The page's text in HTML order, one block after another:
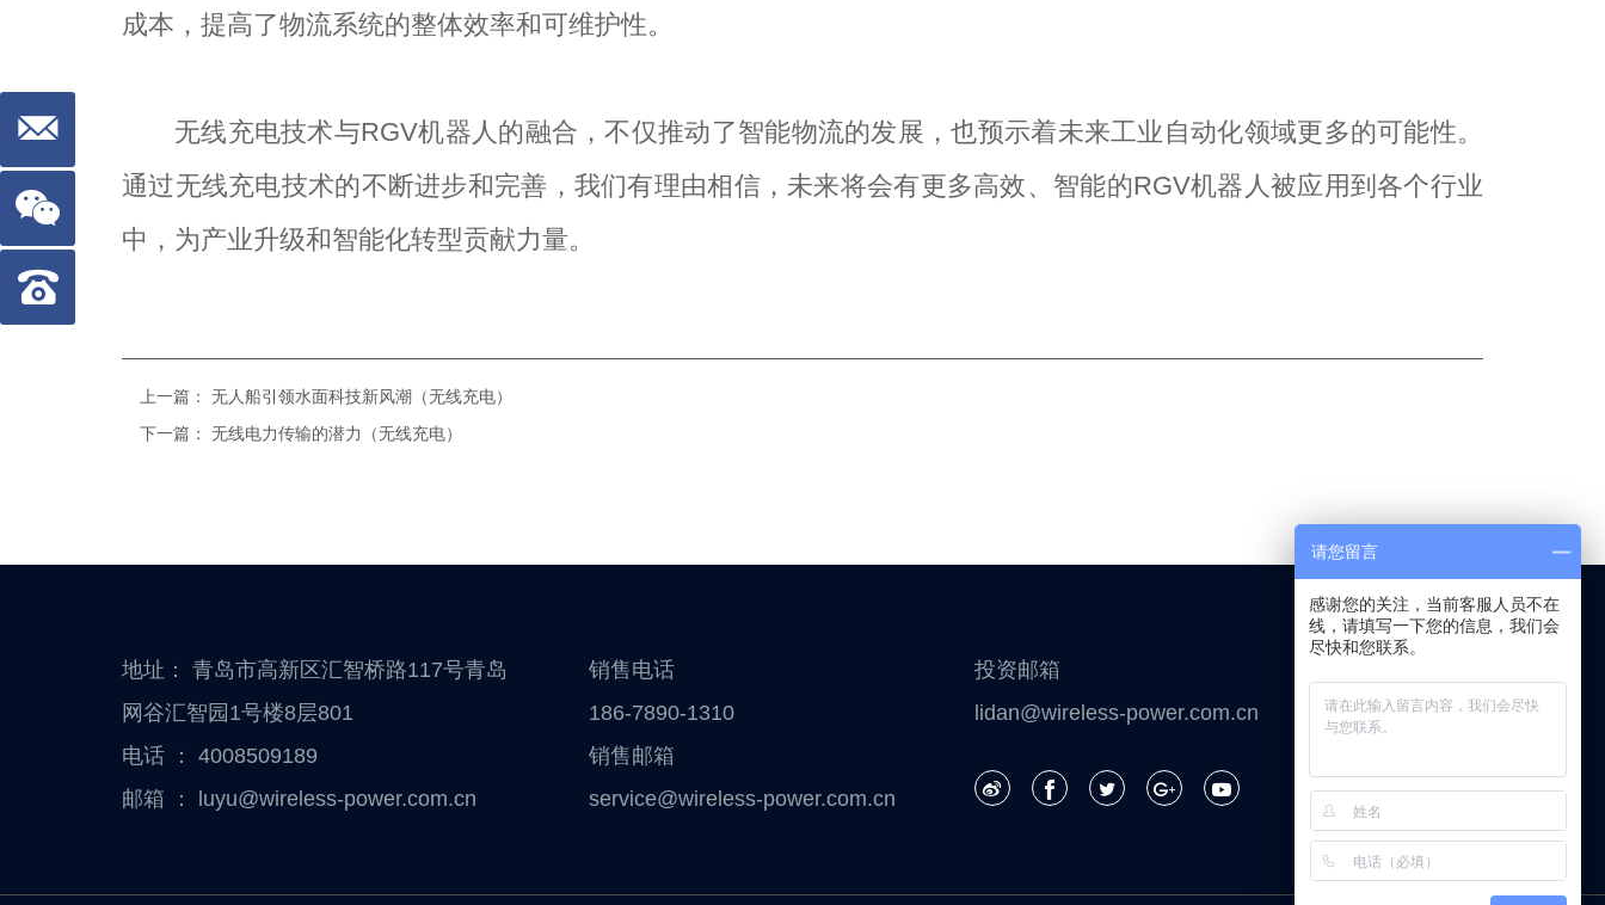
成本，提高了物流系统的整体效率和可维护性。
无线充电技术与RGV机器人的融合，不仅推动了智能物流的发展，也预示着未来工业自动化领域更多的可能性。
通过无线充电技术的不断进步和完善，我们有理由相信，未来将会有更多高效、智能的RGV机器人被应用到各个行业
中，为产业升级和智能化转型贡献力量。
上一篇：
无人船引领水面科技新风潮（无线充电）
下一篇：
无线电力传输的潜力（无线充电）
地址： 青岛市高新区汇智桥路117号青岛
网谷汇智园1号楼8层801
电话 ： 4008509189
邮箱 ：
luyu@wireless-power.com.cn
销售电话
186-7890-1310
销售邮箱
service@wireless-power.com.cn
投资邮箱
lidan@wireless-power.com.cn
请您留言
感谢您的关注，当前客服人员不在
线，请填写一下您的信息，我们会
尽快和您联系。